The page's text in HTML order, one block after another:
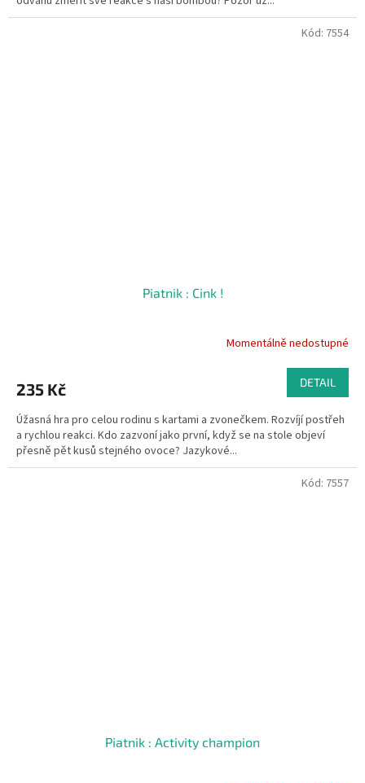
Piatnik : Cink !
Momentálně nedostupné
235 Kč DETAIL
Úžasná hra pro celou rodinu s kartami a zvonečkem. Rozvíjí postřeh
a rychlou reakci. Kdo zazvoní jako první, když se na stole objeví
přesně pět kusů stejného ovoce? Jazykové...
Kód: 7554
Piatnik : Activity champion
Kód: 7557